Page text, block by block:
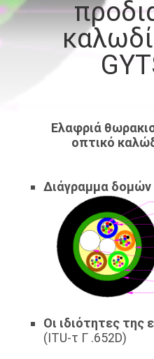
ΠΟΙΟΤΙΚΌΣ
ΈΛΕΓΧΟΣ
ΕΛΆΤΕ
ΕΙΔΉΣΕΙΣ
ΠΕΡΙΠΤΏΣΕΙΣ
SITEMAP
Ελαφριά
οπτικό
Διάγραμμα δομών
Οι ιδιότητες της
(ITU-τ Γ .652D)